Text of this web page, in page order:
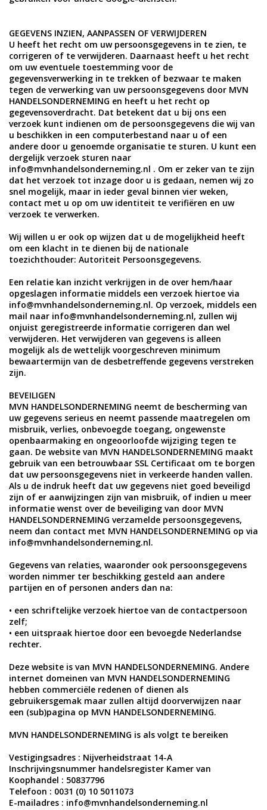
GEGEVENS INZIEN, AANPASSEN OF VERWIJDEREN
U heeft het recht om uw persoonsgegevens in te zien, te
corrigeren of te verwijderen. Daarnaast heeft u het recht
om uw eventuele toestemming voor de
gegevensverwerking in te trekken of bezwaar te maken
tegen de verwerking van uw persoonsgegevens door MVN
HANDELSONDERNEMING en heeft u het recht op
gegevensoverdracht. Dat betekent dat u bij ons een
verzoek kunt indienen om de persoonsgegevens die wij van
u beschikken in een computerbestand naar u of een
andere door u genoemde organisatie te sturen. U kunt een
dergelijk verzoek sturen naar
info@mvnhandelsonderneming.nl . Om er zeker van te zijn
dat het verzoek tot inzage door u is gedaan, nemen wij zo
snel mogelijk, maar in ieder geval binnen vier weken,
contact met u op om uw identiteit te verifiëren en uw
verzoek te verwerken.
Wij willen u er ook op wijzen dat u de mogelijkheid heeft
om een klacht in te dienen bij de nationale
toezichthouder: Autoriteit Persoonsgegevens.
Een relatie kan inzicht verkrijgen in de over hem/haar
opgeslagen informatie middels een verzoek hiertoe via
info@mvnhandelsonderneming.nl. Op verzoek, middels een
mail naar info@mvnhandelsonderneming.nl, zullen wij
onjuist geregistreerde informatie corrigeren dan wel
verwijderen. Het verwijderen van gegevens is alleen
mogelijk als de wettelijk voorgeschreven minimum
bewaartermijn van de desbetreffende gegevens verstreken
zijn.
BEVEILIGEN
MVN HANDELSONDERNEMING neemt de bescherming van
uw gegevens serieus en neemt passende maatregelen om
misbruik, verlies, onbevoegde toegang, ongewenste
openbaarmaking en ongeoorloofde wijziging tegen te
gaan. De website van MVN HANDELSONDERNEMING maakt
gebruik van een betrouwbaar SSL Certificaat om te borgen
dat uw persoonsgegevens niet in verkeerde handen vallen.
Als u de indruk heeft dat uw gegevens niet goed beveiligd
zijn of er aanwijzingen zijn van misbruik, of indien u meer
informatie wenst over de beveiliging van door MVN
HANDELSONDERNEMING verzamelde persoonsgegevens,
neem dan contact met MVN HANDELSONDERNEMING op via
info@mvnhandelsonderneming.nl.
Gegevens van relaties, waaronder ook persoonsgegevens
worden nimmer ter beschikking gesteld aan andere
partijen en of personen anders dan na:
• een schriftelijke verzoek hiertoe van de contactpersoon
zelf;
• een uitspraak hiertoe door een bevoegde Nederlandse
rechter.
Deze website is van MVN HANDELSONDERNEMING. Andere
internet domeinen van MVN HANDELSONDERNEMING
hebben commerciële redenen of dienen als
gebruikersgemak maar zullen altijd doorverwijzen naar
een (sub)pagina op MVN HANDELSONDERNEMING.
MVN HANDELSONDERNEMING is als volgt te bereiken
Vestigingsadres : Nijverheidstraat 14-A
Inschrijvingsnummer handelsregister Kamer van
Koophandel : 50837796
Telefoon : 0031 (0) 10 5011073
E-mailadres : info@mvnhandelsonderneming.nl